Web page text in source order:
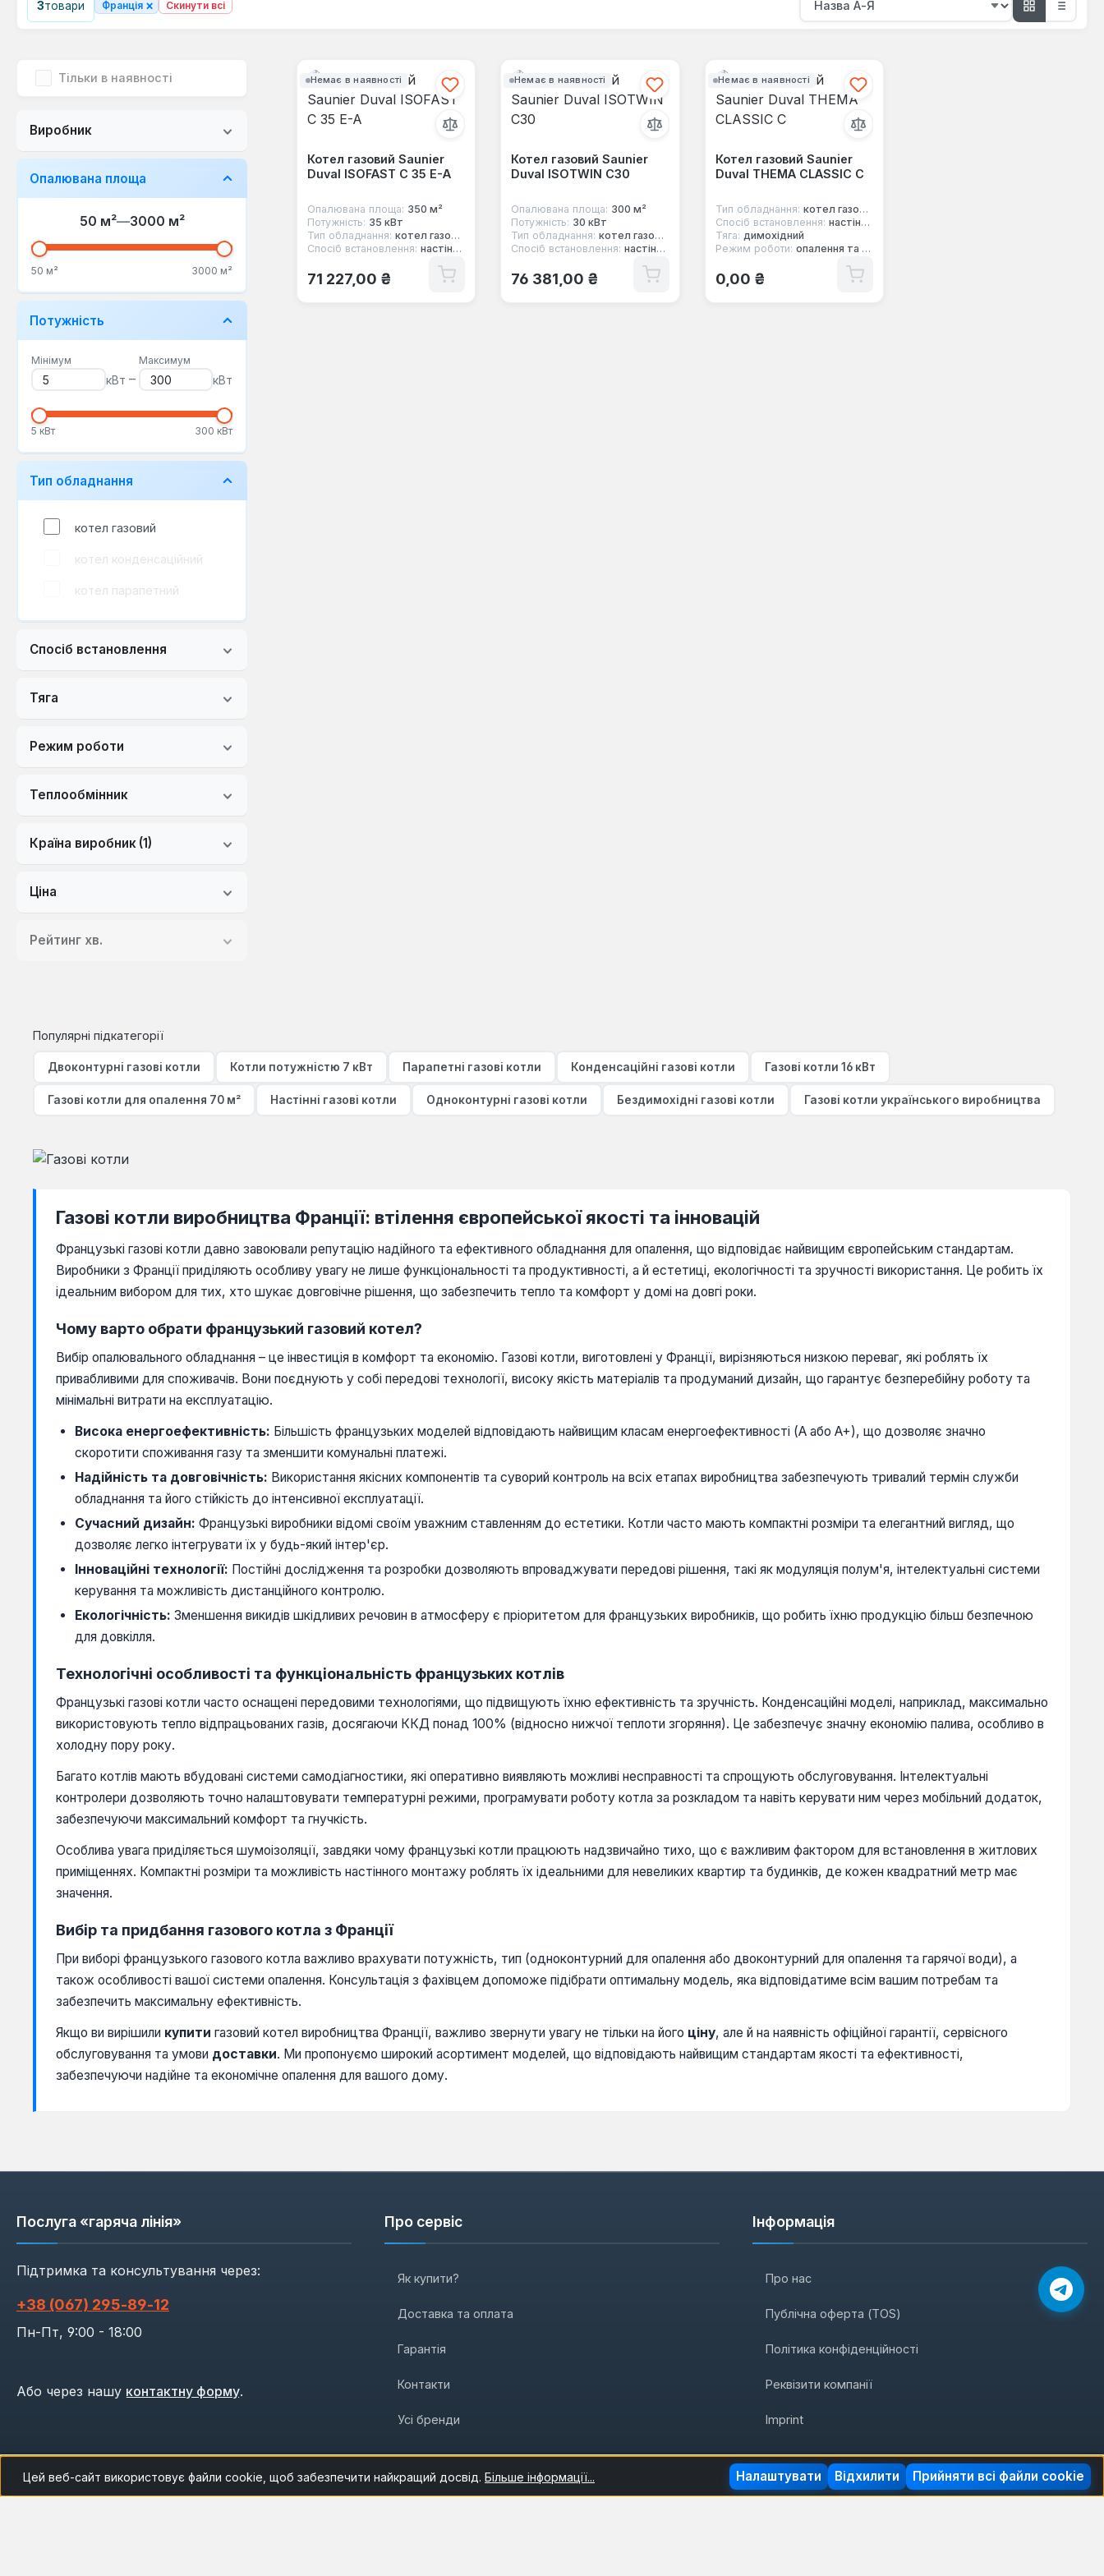
3товари Франція × Скинути всі
Тільки в наявності
Виробник
Опалювана площа
50 м²—3000 м²
50 м² 3000 м²
Потужність
Мінімум
кВт –
Максимум
кВт
5 кВт 300 кВт
Тип обладнання
котел газовий
котел конденсаційний
котел парапетний
Спосіб встановлення
Тяга
Режим роботи
Теплообмінник
Країна виробник (1)
Ціна
Рейтинг хв.
Немає в наявності
Котел газовий Saunier
Duval ISOFAST C 35 E-A
Опалювана площа: 350 м²
Потужність: 35 кВт
Тип обладнання: котел газовий
Спосіб встановлення: настінний
Звичайна ціна:
71 227,00 ₴
Немає в наявності
Котел газовий Saunier
Duval ISOTWIN C30
Опалювана площа: 300 м²
Потужність: 30 кВт
Тип обладнання: котел газовий
Спосіб встановлення: настінний
Звичайна ціна:
76 381,00 ₴
Немає в наявності
Котел газовий Saunier
Duval THEMA CLASSIC C
Тип обладнання: котел газовий
Спосіб встановлення: настінний
Тяга: димохідний
Режим роботи: опалення та гаряча вода
Звичайна ціна:
0,00 ₴
Популярні підкатегорії
Двоконтурні газові котли Котли потужністю 7 кВт Парапетні газові котли Конденсаційні газові котли Газові котли 16 кВт
Газові котли для опалення 70 м² Настінні газові котли Одноконтурні газові котли Бездимохідні газові котли Газові котли українського виробництва
Газові котли виробництва Франції: втілення європейської якості та інновацій
Французькі газові котли давно завоювали репутацію надійного та ефективного обладнання для опалення, що відповідає найвищим європейським стандартам.
Виробники з Франції приділяють особливу увагу не лише функціональності та продуктивності, а й естетиці, екологічності та зручності використання. Це робить їх
ідеальним вибором для тих, хто шукає довговічне рішення, що забезпечить тепло та комфорт у домі на довгі роки.
Чому варто обрати французький газовий котел?
Вибір опалювального обладнання – це інвестиція в комфорт та економію. Газові котли, виготовлені у Франції, вирізняються низкою переваг, які роблять їх
привабливими для споживачів. Вони поєднують у собі передові технології, високу якість матеріалів та продуманий дизайн, що гарантує безперебійну роботу та
мінімальні витрати на експлуатацію.
Висока енергоефективність: Більшість французьких моделей відповідають найвищим класам енергоефективності (A або A+), що дозволяє значно
скоротити споживання газу та зменшити комунальні платежі.
Надійність та довговічність: Використання якісних компонентів та суворий контроль на всіх етапах виробництва забезпечують тривалий термін служби
обладнання та його стійкість до інтенсивної експлуатації.
Сучасний дизайн: Французькі виробники відомі своїм уважним ставленням до естетики. Котли часто мають компактні розміри та елегантний вигляд, що
дозволяє легко інтегрувати їх у будь-який інтер'єр.
Інноваційні технології: Постійні дослідження та розробки дозволяють впроваджувати передові рішення, такі як модуляція полум'я, інтелектуальні системи
керування та можливість дистанційного контролю.
Екологічність: Зменшення викидів шкідливих речовин в атмосферу є пріоритетом для французьких виробників, що робить їхню продукцію більш безпечною
для довкілля.
Технологічні особливості та функціональність французьких котлів
Французькі газові котли часто оснащені передовими технологіями, що підвищують їхню ефективність та зручність. Конденсаційні моделі, наприклад, максимально
використовують тепло відпрацьованих газів, досягаючи ККД понад 100% (відносно нижчої теплоти згоряння). Це забезпечує значну економію палива, особливо в
холодну пору року.
Багато котлів мають вбудовані системи самодіагностики, які оперативно виявляють можливі несправності та спрощують обслуговування. Інтелектуальні
контролери дозволяють точно налаштовувати температурні режими, програмувати роботу котла за розкладом та навіть керувати ним через мобільний додаток,
забезпечуючи максимальний комфорт та гнучкість.
Особлива увага приділяється шумоізоляції, завдяки чому французькі котли працюють надзвичайно тихо, що є важливим фактором для встановлення в житлових
приміщеннях. Компактні розміри та можливість настінного монтажу роблять їх ідеальними для невеликих квартир та будинків, де кожен квадратний метр має
значення.
Вибір та придбання газового котла з Франції
При виборі французького газового котла важливо врахувати потужність, тип (одноконтурний для опалення або двоконтурний для опалення та гарячої води), а
також особливості вашої системи опалення. Консультація з фахівцем допоможе підібрати оптимальну модель, яка відповідатиме всім вашим потребам та
забезпечить максимальну ефективність.
Якщо ви вирішили купити газовий котел виробництва Франції, важливо звернути увагу не тільки на його ціну, але й на наявність офіційної гарантії, сервісного
обслуговування та умови доставки. Ми пропонуємо широкий асортимент моделей, що відповідають найвищим стандартам якості та ефективності,
забезпечуючи надійне та економічне опалення для вашого дому.
Послуга «гаряча лінія»
Підтримка та консультування через:
+38 (067) 295‑89‑12
Пн-Пт, 9:00 - 18:00
Або через нашу контактну форму.
Про сервіс
Як купити?
Доставка та оплата
Гарантія
Контакти
Усі бренди
Інформація
Про нас
Публічна оферта (TOS)
Політика конфіденційності
Реквізити компанії
Imprint
Цей веб-сайт використовує файли cookie, щоб забезпечити найкращий досвід. Більше інформації... Відхилити
Налаштувати Прийняти всі файли cookie